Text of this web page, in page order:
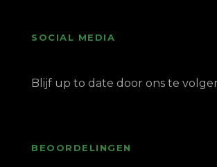
SOCIAL MEDIA
Blijf up to date door ons te
BEOORDELINGEN